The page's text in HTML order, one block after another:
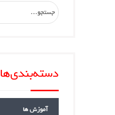
Search
for:
دسته‌بندی‌ها
آموزش ها